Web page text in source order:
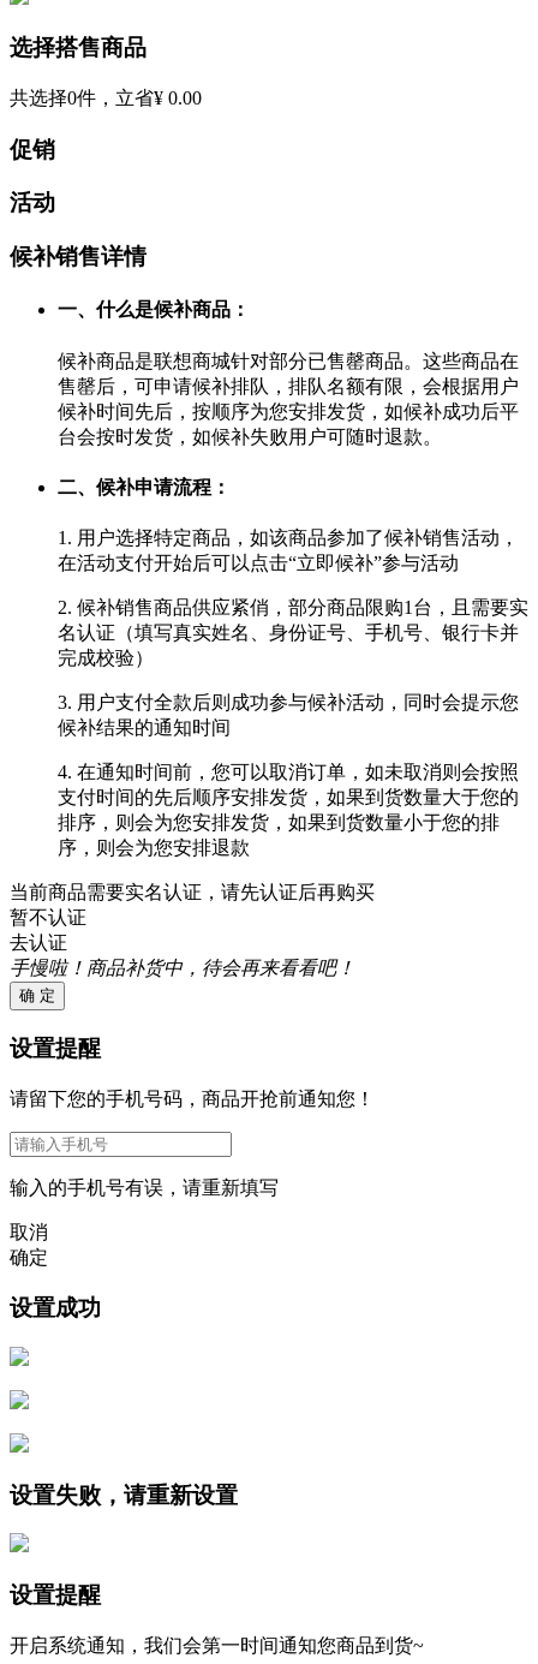
选择搭售商品
共选择0件，立省¥ 0.00
促销
活动
候补销售详情
一、什么是候补商品：
候补商品是联想商城针对部分已售罄商品。这些商品在
售罄后，可申请候补排队，排队名额有限，会根据用户
候补时间先后，按顺序为您安排发货，如候补成功后平
台会按时发货，如候补失败用户可随时退款。
二、候补申请流程：
1. 用户选择特定商品，如该商品参加了候补销售活动，
在活动支付开始后可以点击“立即候补”参与活动
2. 候补销售商品供应紧俏，部分商品限购1台，且需要实
名认证（填写真实姓名、身份证号、手机号、银行卡并
完成校验）
3. 用户支付全款后则成功参与候补活动，同时会提示您
候补结果的通知时间
4. 在通知时间前，您可以取消订单，如未取消则会按照
支付时间的先后顺序安排发货，如果到货数量大于您的
排序，则会为您安排发货，如果到货数量小于您的排
序，则会为您安排退款
当前商品需要实名认证，请先认证后再购买
暂不认证
去认证
手慢啦！商品补货中，待会再来看看吧！
确 定
设置提醒
请留下您的手机号码，商品开抢前通知您！
输入的手机号有误，请重新填写
取消
确定
设置成功
设置失败，请重新设置
设置提醒
开启系统通知，我们会第一时间通知您商品到货~